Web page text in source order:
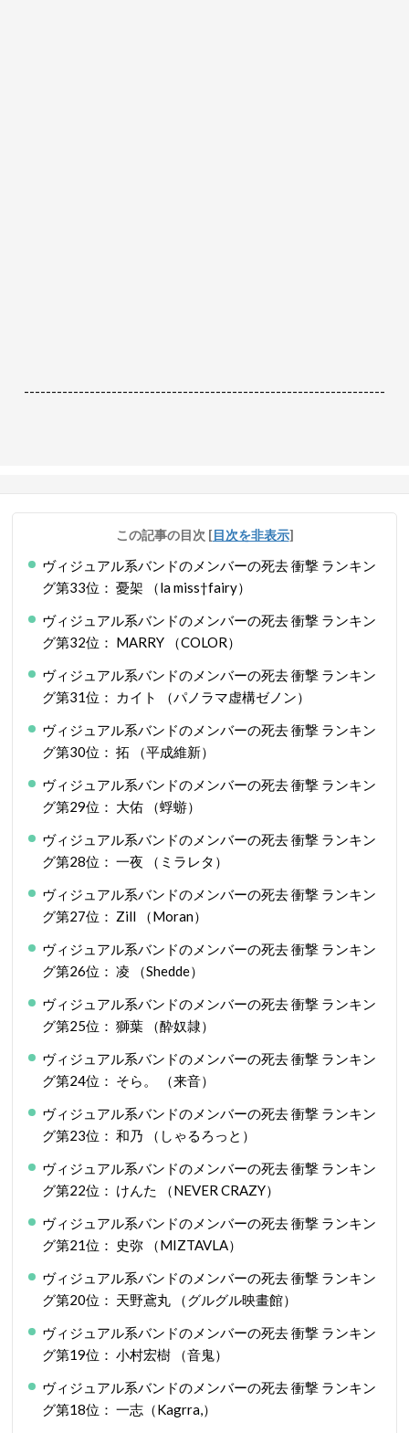
------------------------------------------------------------------
この記事の目次 [目次を非表示]
ヴィジュアル系バンドのメンバーの死去 衝撃 ランキン
グ第33位： 憂架 （la miss†fairy）
ヴィジュアル系バンドのメンバーの死去 衝撃 ランキン
グ第32位： MARRY （COLOR）
ヴィジュアル系バンドのメンバーの死去 衝撃 ランキン
グ第31位： カイト （パノラマ虚構ゼノン）
ヴィジュアル系バンドのメンバーの死去 衝撃 ランキン
グ第30位： 拓 （平成維新）
ヴィジュアル系バンドのメンバーの死去 衝撃 ランキン
グ第29位： 大佑 （蜉蝣）
ヴィジュアル系バンドのメンバーの死去 衝撃 ランキン
グ第28位： 一夜 （ミラレタ）
ヴィジュアル系バンドのメンバーの死去 衝撃 ランキン
グ第27位： Zill （Moran）
ヴィジュアル系バンドのメンバーの死去 衝撃 ランキン
グ第26位： 凌 （Shedde）
ヴィジュアル系バンドのメンバーの死去 衝撃 ランキン
グ第25位： 獅葉 （酔奴隷）
ヴィジュアル系バンドのメンバーの死去 衝撃 ランキン
グ第24位： そら。 （来音）
ヴィジュアル系バンドのメンバーの死去 衝撃 ランキン
グ第23位： 和乃 （しゃるろっと）
ヴィジュアル系バンドのメンバーの死去 衝撃 ランキン
グ第22位： けんた （NEVER CRAZY）
ヴィジュアル系バンドのメンバーの死去 衝撃 ランキン
グ第21位： 史弥 （MIZTAVLA）
ヴィジュアル系バンドのメンバーの死去 衝撃 ランキン
グ第20位： 天野鳶丸 （グルグル映畫館）
ヴィジュアル系バンドのメンバーの死去 衝撃 ランキン
グ第19位： 小村宏樹 （音鬼）
ヴィジュアル系バンドのメンバーの死去 衝撃 ランキン
グ第18位： 一志（Kagrra,）